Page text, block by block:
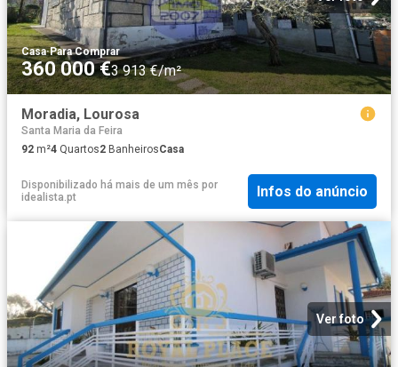
Casa·Para Comprar
360 000 €3 913 €/m²
Moradia, Lourosa
Santa Maria da Feira
92 m²4 Quartos2 BanheirosCasa
Disponibilizado há mais de um mês por
idealista.pt
Infos do anúncio
Ver foto